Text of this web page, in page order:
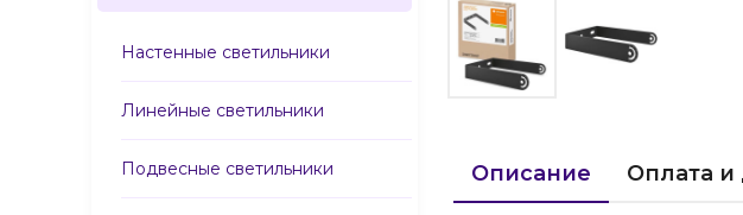
Настенные светильники
Линейные светильники
Подвесные светильники Описание Оплата и